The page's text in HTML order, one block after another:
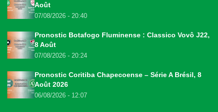
Août
07/08/2026 - 20:40
Pronostic Botafogo Fluminense : Classico Vovô J22,
8 Août
07/08/2026 - 20:24
Pronostic Coritiba Chapecoense – Série A Brésil, 8
Août 2026
06/08/2026 - 12:07